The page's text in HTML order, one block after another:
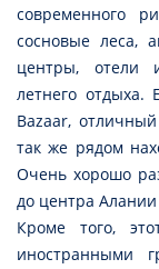
современного
сосновые леса,
центры, отели
летнего отдыха.
Bazaar,
так же рядом
Очень хорошо
до центра
Кроме того,
иностранными